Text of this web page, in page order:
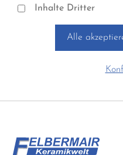
Inhalte Dritter
Alle